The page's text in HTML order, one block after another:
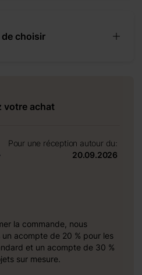
choisir
votre achat
Pour une réception autour du:
20.09.2026
la commande, nous
un acompte de 20 % pour les
et un acompte de 30 %
sur mesure.